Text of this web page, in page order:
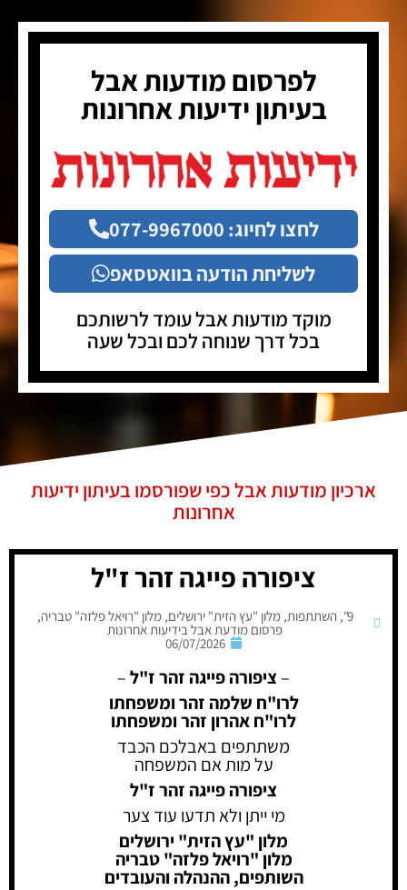
לפרסום מודעות אבל
בעיתון ידיעות אחרונות
לחצו לחיוג: 077-9967000
לשליחת הודעה בוואטסאפ
מוקד מודעות אבלעומד לרשותכם
בכל דרך שנוחה לכם ובכל שעה
ארכיון מודעות אבל כפי שפורסמו בעיתון ידיעות
אחרונות
ציפורה פייגה זהר ז"ל
9"
,השתתפות,מלון "עץ הזית" ירושלים,מלון "רויאל פלזה" טבריה,
פרסום מודעת אבל בידיעות אחרונות
06/07/2026
–ציפורה פייגה זהר ז"ל–
לרו"ח שלמה זהר ומשפחתו
לרו"ח אהרון זהר ומשפחתו
משתתפים באבלכם הכבד
על מות אם המשפחה
ציפורה פייגה זהר ז"ל
מי ייתן ולא תדעו עוד צער
מלון "עץ הזית" ירושלים
מלון "רויאל פלזה" טבריה
השותפים, ההנהלה והעובדים